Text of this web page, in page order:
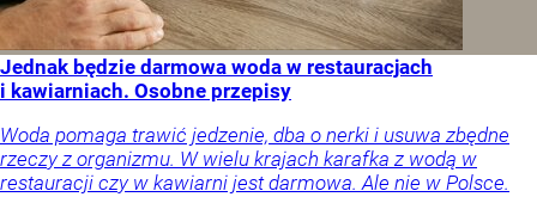
Jednak będzie darmowa woda w restauracjach
i kawiarniach. Osobne przepisy
Woda pomaga trawić jedzenie, dba o nerki i usuwa zbędne
rzeczy z organizmu. W wielu krajach karafka z wodą w
restauracji czy w kawiarni jest darmowa. Ale nie w Polsce.